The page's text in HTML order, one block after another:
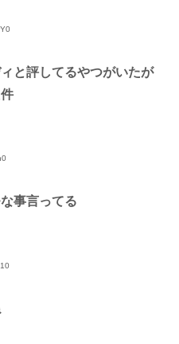
と評してるやつがいたが
事言ってる